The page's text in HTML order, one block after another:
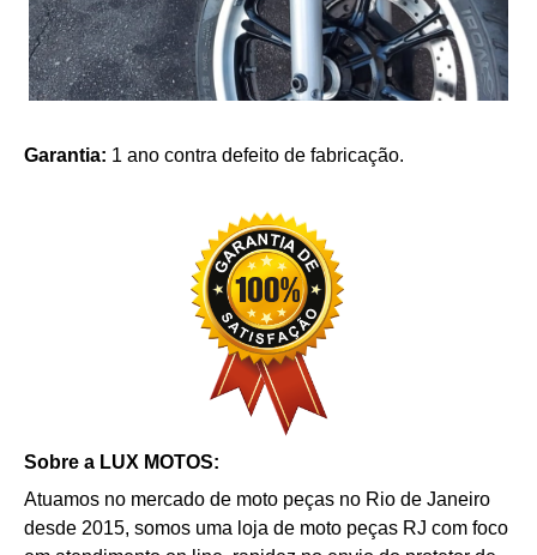
Garantia: 1 ano contra defeito de fabricação.
Sobre a LUX MOTOS:
Atuamos no mercado de moto peças no Rio de Janeiro
desde 2015, somos uma loja de moto peças RJ com foco